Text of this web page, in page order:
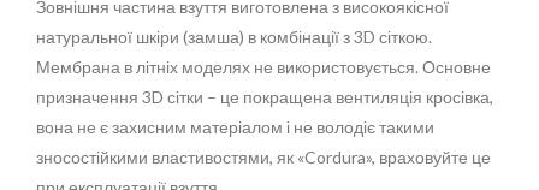
Зовнішня частина взуття виготовлена з високоякісної
натуральної шкіри (замша) в комбінації з 3D сіткою.
Мембрана в літніх моделях не використовується. Основне
призначення 3D сітки – це покращена вентиляція кросівка,
вона не є захисним матеріалом і не володіє такими
зносостійкими властивостями, як «Cordura», враховуйте це